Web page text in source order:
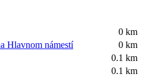
0 km
Hlavnom námestí
0 km
0.1 km
0.1 km